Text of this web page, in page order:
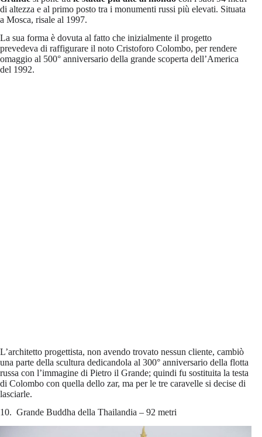
di altezza e al primo posto tra i monumenti russi più elevati. Situata
a Mosca, risale al 1997.
La sua forma è dovuta al fatto che inizialmente il progetto
prevedeva di raffigurare il noto Cristoforo Colombo, per rendere
omaggio al 500° anniversario della grande scoperta dell’America
del 1992.
L’architetto progettista, non avendo trovato nessun cliente, cambiò
una parte della scultura dedicandola al 300° anniversario della flotta
russa con l’immagine di Pietro il Grande; quindi fu sostituita la testa
di Colombo con quella dello zar, ma per le tre caravelle si decise di
lasciarle.
10. Grande Buddha della Thailandia – 92 metri